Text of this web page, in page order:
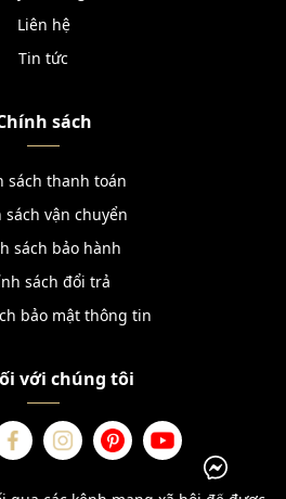
Liên hệ
Tin tức
sách
sách thanh toán
sách vận chuyển
sách bảo hành
sách đổi trả
bảo mật thông tin
với chúng tôi